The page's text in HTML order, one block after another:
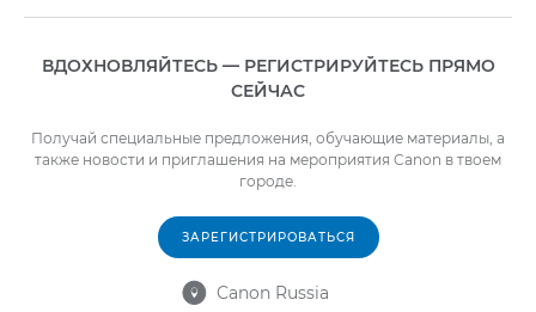
ВДОХНОВЛЯЙТЕСЬ — РЕГИСТРИРУЙТЕСЬ ПРЯМО
СЕЙЧАС
Получай специальные предложения, обучающие материалы, а
также новости и приглашения на мероприятия Canon в твоем
городе.
ЗАРЕГИСТРИРОВАТЬСЯ
 Canon Russia